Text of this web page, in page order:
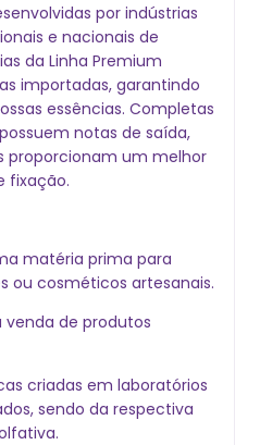
por indústrias
e nacionais de
da Linha Premium
importadas, garantindo
essências. Completas
notas de saída,
proporcionam um melhor
fixação.
matéria prima para
ou cosméticos artesanais.
de produtos
criadas em laboratórios
sendo da respectiva